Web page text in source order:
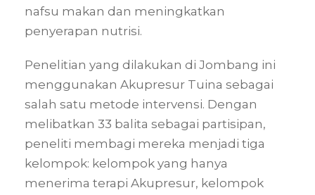
nafsu makan dan meningkatkan
penyerapan nutrisi.
Penelitian yang dilakukan di Jombang ini
menggunakan Akupresur Tuina sebagai
salah satu metode intervensi. Dengan
melibatkan 33 balita sebagai partisipan,
peneliti membagi mereka menjadi tiga
kelompok: kelompok yang hanya
menerima terapi Akupresur, kelompok